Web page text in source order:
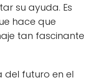
su ayuda. Es
hace que
tan fascinante
del futuro en el